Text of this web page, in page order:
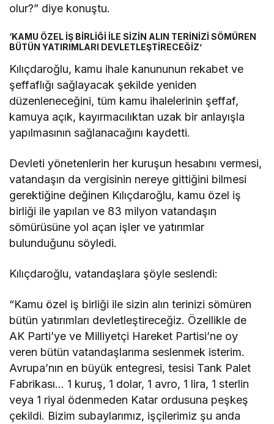
olur?” diye konuştu.
‘KAMU ÖZEL İŞ BİRLİĞİ İLE SİZİN ALIN TERİNİZİ SÖMÜREN
BÜTÜN YATIRIMLARI DEVLETLEŞTİRECEĞİZ’
Kılıçdaroğlu, kamu ihale kanununun rekabet ve
şeffaflığı sağlayacak şekilde yeniden
düzenleneceğini, tüm kamu ihalelerinin şeffaf,
kamuya açık, kayırmacılıktan uzak bir anlayışla
yapılmasının sağlanacağını kaydetti.
Devleti yönetenlerin her kuruşun hesabını vermesi,
vatandaşın da vergisinin nereye gittiğini bilmesi
gerektiğine değinen Kılıçdaroğlu, kamu özel iş
birliği ile yapılan ve 83 milyon vatandaşın
sömürüsüne yol açan işler ve yatırımlar
bulunduğunu söyledi.
Kılıçdaroğlu, vatandaşlara şöyle seslendi:
“Kamu özel iş birliği ile sizin alın terinizi sömüren
bütün yatırımları devletleştireceğiz. Özellikle de
AK Parti’ye ve Milliyetçi Hareket Partisi’ne oy
veren bütün vatandaşlarıma seslenmek isterim.
Avrupa’nın en büyük entegresi, tesisi Tank Palet
Fabrikası… 1 kuruş, 1 dolar, 1 avro, 1 lira, 1 sterlin
veya 1 riyal ödenmeden Katar ordusuna peşkeş
çekildi. Bizim subaylarımız, işçilerimiz şu anda